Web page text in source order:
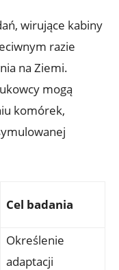
wirujące kabiny
razie
na⁣ Ziemi.
mogą
komórek,
Cel badania
Określenie
adaptacji